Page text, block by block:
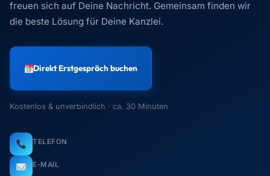
freuen sich auf Deine Nachricht. Gemeinsam finden wir
die beste Lösung für Deine Kanzlei.
Direkt Erstgespräch buchen
Kostenlos & unverbindlich · ca. 30 Minuten
TELEFON
E-MAIL